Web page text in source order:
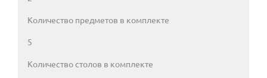
Количество предметов в комплекте
5
Количество столов в комплекте